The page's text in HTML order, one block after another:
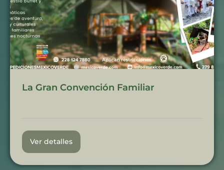
La Gran Convención Familiar
Ver detalles